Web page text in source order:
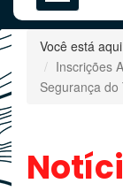
Você está
Inscrições
Segurança